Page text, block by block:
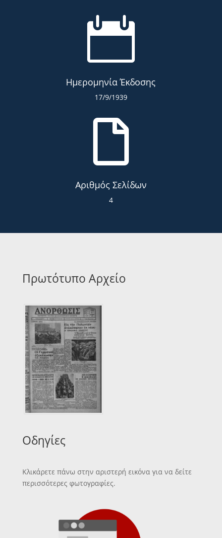

Ημερομηνία Έκδοσης
17/9/1939

Αριθμός Σελίδων
4
Πρωτότυπο Αρχείο
Οδηγίες
Κλικάρετε πάνω στην αριστερή εικόνα για να δείτε
περισσότερες φωτογραφίες.